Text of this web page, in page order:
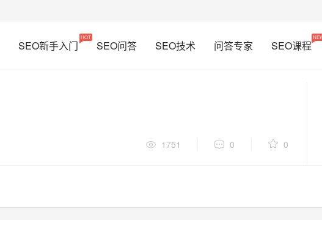
SEO新手入门
HOT
SEO问答 SEO技术 问答专家 SEO课程
1751 0 0